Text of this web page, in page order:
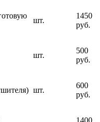
шт.
1450
руб.
шт.
500
руб.
шт.
600
руб.
1400